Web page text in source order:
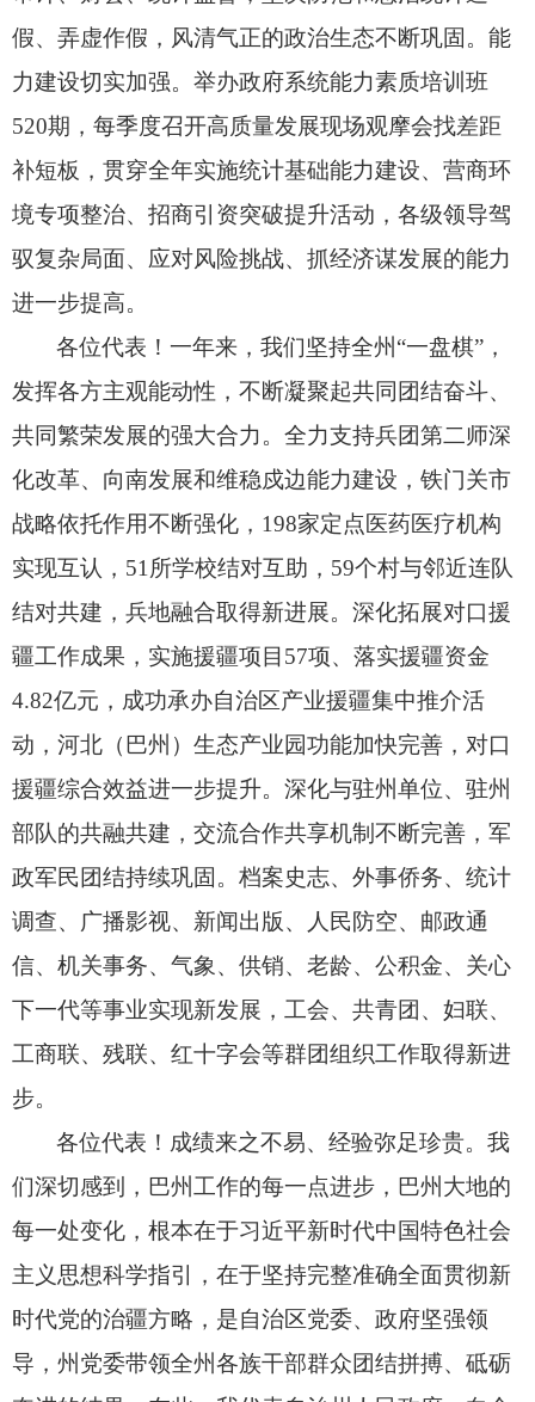
假、 弄虚作假， 风清气正的政治生态不断巩固。 能
力建设切实加强。 举办政府系统能力素质培训班
520期， 每季度召开高质量发展现场观摩会找差距
补短板， 贯穿全年实施统计基础能力建设、 营商环
境专项整治、 招商引资突破提升活动， 各级领导驾
驭复杂局面、 应对风险挑战、 抓经济谋发展的能力
进一步提高。
各位代表！一年来，我们坚持全州“一盘棋”，
发挥各方主观能动性， 不断凝聚起共同团结奋斗、
共同繁荣发展的强大合力。 全力支持兵团第二师深
化改革、 向南发展和维稳戍边能力建设， 铁门关市
战略依托作用不断强化， 198家定点医药医疗机构
实现互认， 51所学校结对互助， 59个村与邻近连队
结对共建， 兵地融合取得新进展。 深化拓展对口援
疆工作成果， 实施援疆项目57项、 落实援疆资金
4.82亿元， 成功承办自治区产业援疆集中推介活
动， 河北（巴州）生态产业园功能加快完善， 对口
援疆综合效益进一步提升。 深化与驻州单位、 驻州
部队的共融共建， 交流合作共享机制不断完善， 军
政军民团结持续巩固。 档案史志、 外事侨务、 统计
调查、 广播影视、 新闻出版、 人民防空、 邮政通
信、 机关事务、 气象、 供销、 老龄、 公积金、 关心
下一代等事业实现新发展， 工会、 共青团、 妇联、
工商联、 残联、 红十字会等群团组织工作取得新进
步。
各位代表！ 成绩来之不易、经验弥足珍贵。我
们深切感到， 巴州工作的每一点进步， 巴州大地的
每一处变化， 根本在于习近平新时代中国特色社会
主义思想科学指引， 在于坚持完整准确全面贯彻新
时代党的治疆方略， 是自治区党委、 政府坚强领
导， 州党委带领全州各族干部群众团结拼搏、 砥砺